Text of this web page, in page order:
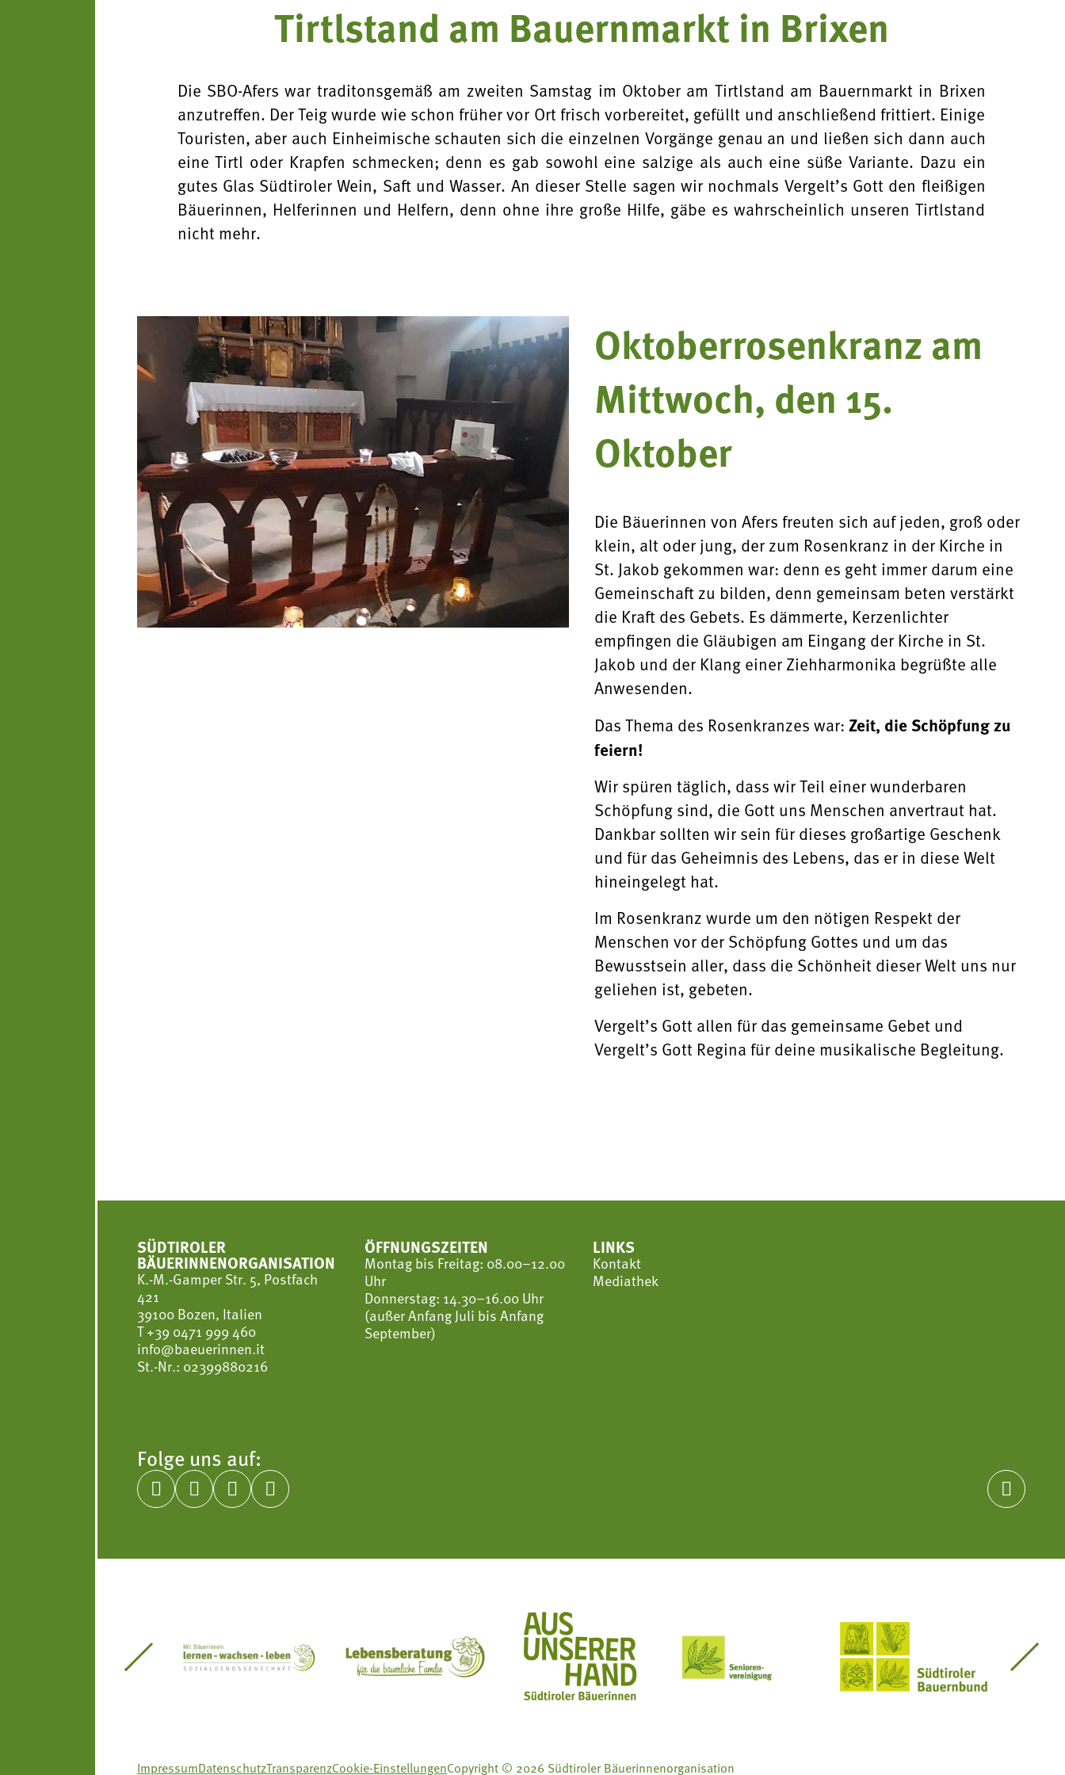
Bezirke und Ortsgruppen
- wachsen - leben"
Berichte und Aktuelles
Termine 
Mitgliedschaft
Koch- & Backkurse
Hof- & Gartenführungen
Produktpräsentationen & Verkostungen
Bäuerliche Buffets
Hofgeschichten
Tirtlstand am Bauernmarkt in Brixen
Die SBO-Afers war traditonsgemäß am zweiten Samstag im Oktober am Tirtlstand am Bauernmarkt in Brixen
anzutreffen. Der Teig wurde wie schon früher vor Ort frisch vorbereitet, gefüllt und anschließend frittiert. Einige
Touristen, aber auch Einheimische schauten sich die einzelnen Vorgänge genau an und ließen sich dann auch
eine Tirtl oder Krapfen schmecken; denn es gab sowohl eine salzige als auch eine süße Variante. Dazu ein
gutes Glas Südtiroler Wein, Saft und Wasser. An dieser Stelle sagen wir nochmals Vergelt’s Gott den fleißigen
Bäuerinnen, Helferinnen und Helfern, denn ohne ihre große Hilfe, gäbe es wahrscheinlich unseren Tirtlstand
nicht mehr.
Oktoberrosenkranz am
Mittwoch, den 15.
Oktober
Die Bäuerinnen von Afers freuten sich auf jeden, groß oder
klein, alt oder jung, der zum Rosenkranz in der Kirche in
St. Jakob gekommen war: denn es geht immer darum eine
Gemeinschaft zu bilden, denn gemeinsam beten verstärkt
die Kraft des Gebets. Es dämmerte, Kerzenlichter
empfingen die Gläubigen am Eingang der Kirche in St.
Jakob und der Klang einer Ziehharmonika begrüßte alle
Anwesenden.
Das Thema des Rosenkranzes war: Zeit, die Schöpfung zu
feiern!
Wir spüren täglich, dass wir Teil einer wunderbaren
Schöpfung sind, die Gott uns Menschen anvertraut hat.
Dankbar sollten wir sein für dieses großartige Geschenk
und für das Geheimnis des Lebens, das er in diese Welt
hineingelegt hat.
Im Rosenkranz wurde um den nötigen Respekt der
Menschen vor der Schöpfung Gottes und um das
Bewusstsein aller, dass die Schönheit dieser Welt uns nur
geliehen ist, gebeten.
Vergelt’s Gott allen für das gemeinsame Gebet und
Vergelt’s Gott Regina für deine musikalische Begleitung.
SÜDTIROLER
BÄUERINNENORGANISATION
K.-M.-Gamper Str. 5, Postfach
421
39100 Bozen, Italien
T+39 0471 999 460
info@baeuerinnen.it
St.-Nr.: 02399880216
ÖFFNUNGSZEITEN
Montag bis Freitag: 08.00–12.00
Uhr
Donnerstag: 14.30–16.00 Uhr
(außer Anfang Juli bis Anfang
September)
LINKS
Kontakt
Mediathek
Folge uns auf:
    
Südtiroler Gärtnervereinigung Sozialgenossenschaft Mit Bäuerinnen lernen - wachsen - leben
Lebensberatung für die bäuerliche Familie
Aus unserer Hand Seniorenvereinigung im SBB Südtiroler Bauernbund
ImpressumDatenschutzTransparenzCookie-EinstellungenCopyright © 2026 Südtiroler Bäuerinnenorganisation